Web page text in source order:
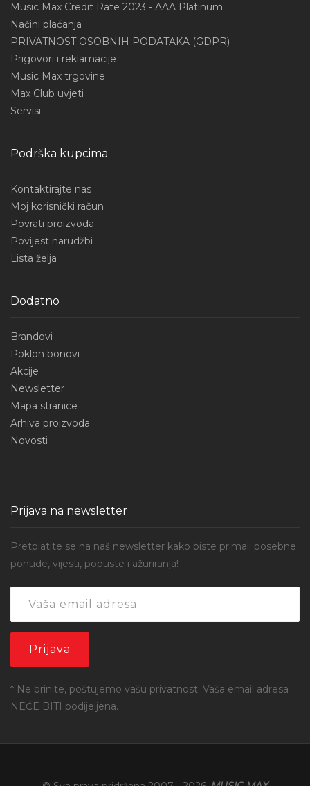
Music Max Credit Rate 2023 - AAA Platinum
Načini plaćanja
PRIVATNOST OSOBNIH PODATAKA (GDPR)
Prigovori i reklamacije
Music Max trgovine
Max Club uvjeti
Servisi
Podrška kupcima
Kontaktirajte nas
Moj korisnički račun
Povrati proizvoda
Povijest narudžbi
Lista želja
Dodatno
Brandovi
Poklon bonovi
Akcije
Newsletter
Mapa stranice
Arhiva proizvoda
Novosti
Prijava na newsletter
Pretplatite se na naš newsletter kako biste primali posebne
ponude, vijesti, popuste i ažuriranja!
* Ne brinite, poštujemo vašu privatnost. Vaša email adresa
NEĆE BITI podijeljena.